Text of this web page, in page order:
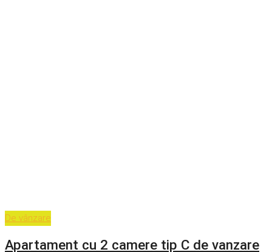
De vânzare
Apartament cu 2 camere tip C de vanzare